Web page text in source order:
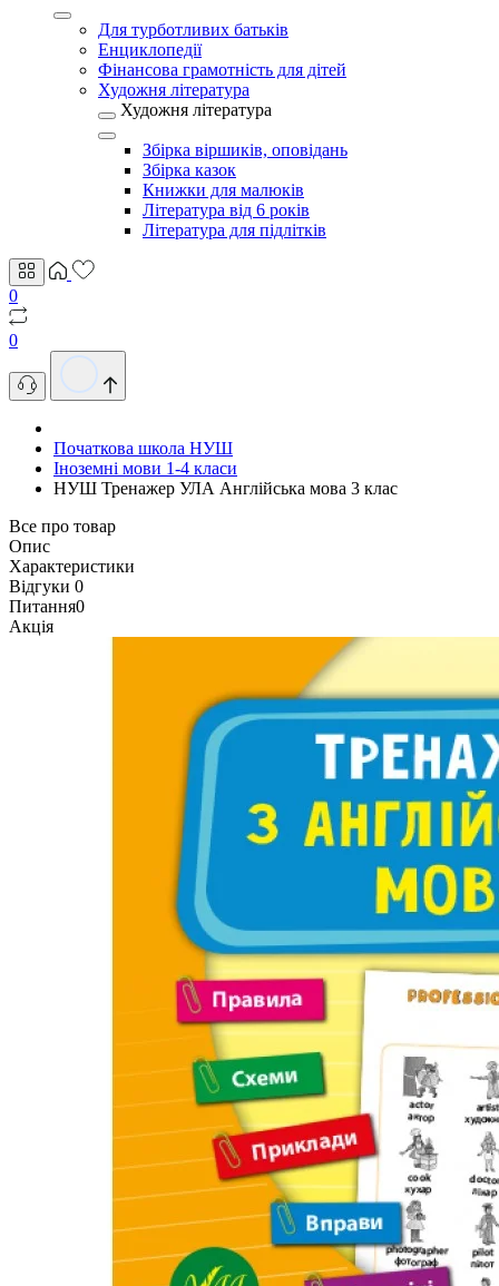
Для турботливих батьків
Енциклопедії
Фінансова грамотність для дітей
Художня література
Художня література
Збірка віршиків, оповідань
Збірка казок
Книжки для малюків
Література від 6 років
Література для підлітків
0
0
Початкова школа НУШ
Іноземні мови 1-4 класи
НУШ Тренажер УЛА Англійська мова 3 клас
Все про товар
Опис
Характеристики
Відгуки 0
Питання0
Акція